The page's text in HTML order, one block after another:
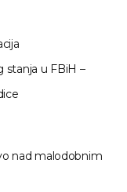
stanja u FBiH –
nad malodobnim